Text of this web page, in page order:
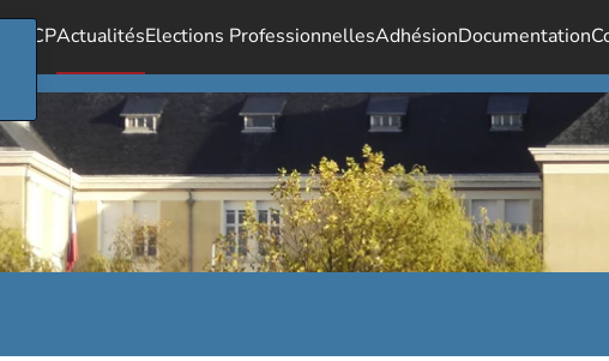
Le SICPActualitésElections ProfessionnellesAdhésionDocumentation